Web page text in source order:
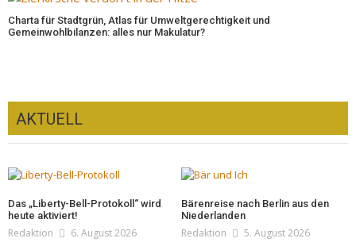
Charta für Stadtgrün, Atlas für Umweltgerechtigkeit und
Gemeinwohlbilanzen: alles nur Makulatur?
AKTUELL
Das „Liberty-Bell-Protokoll“ wird
heute aktiviert!
Redaktion 6. August 2026
Bärenreise nach Berlin aus den
Niederlanden
Redaktion 5. August 2026